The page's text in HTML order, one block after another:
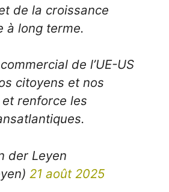
de la croissance
à long terme.
de l’UE-US
citoyens et nos
renforce les
der Leyen
21 août 2025